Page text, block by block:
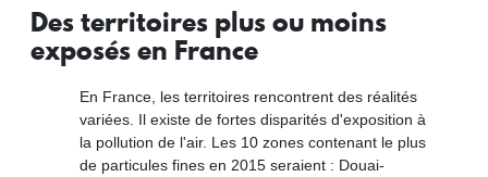
Des territoires plus ou moins
exposés en France
En France, les territoires rencontrent des réalités
variées. Il existe de fortes disparités d'exposition à
la pollution de l'air. Les 10 zones contenant le plus
de particules fines en 2015 seraient : Douai-